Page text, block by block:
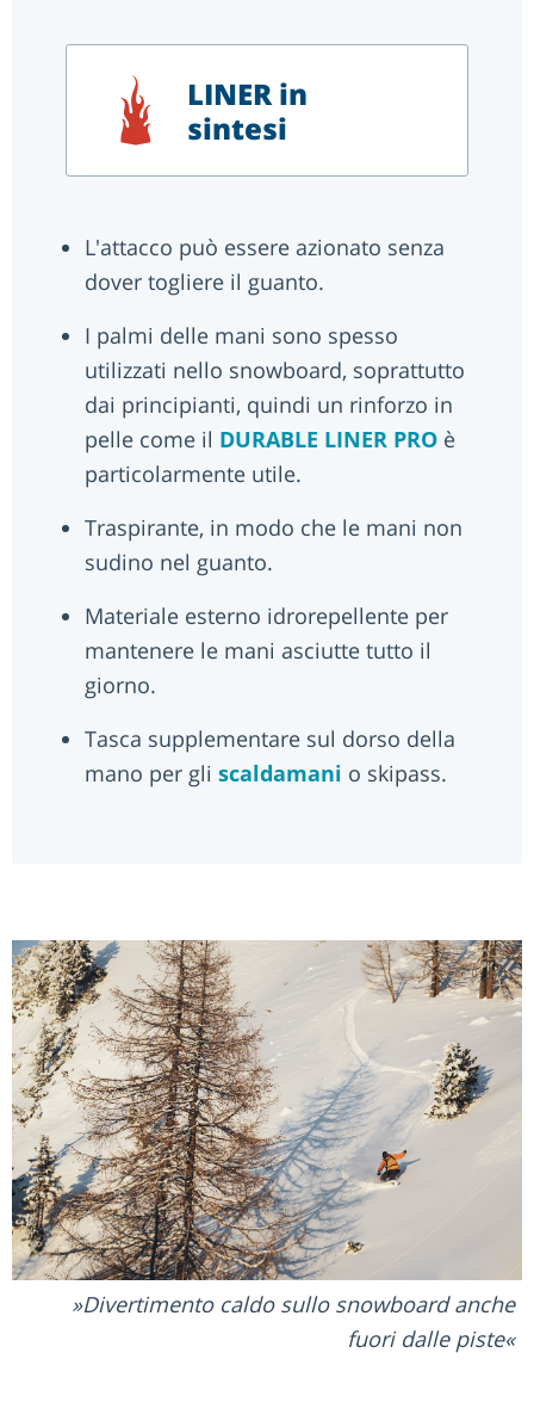
LINER in
sintesi
L'attacco può essere azionato senza
dover togliere il guanto.
I palmi delle mani sono spesso
utilizzati nello snowboard, soprattutto
dai principianti, quindi un rinforzo in
pelle come il DURABLE LINER PRO è
particolarmente utile.
Traspirante, in modo che le mani non
sudino nel guanto.
Materiale esterno idrorepellente per
mantenere le mani asciutte tutto il
giorno.
Tasca supplementare sul dorso della
mano per gli scaldamani o skipass.
Divertimento caldo sullo snowboard anche
fuori dalle piste